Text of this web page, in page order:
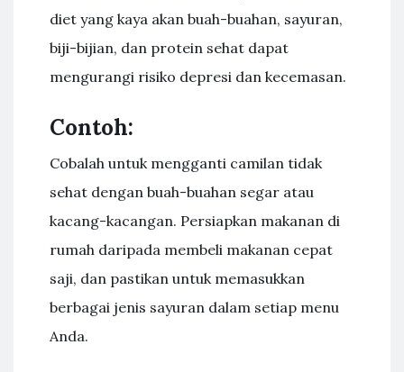
diet yang kaya akan buah-buahan, sayuran,
biji-bijian, dan protein sehat dapat
mengurangi risiko depresi dan kecemasan.
Contoh:
Cobalah untuk mengganti camilan tidak
sehat dengan buah-buahan segar atau
kacang-kacangan. Persiapkan makanan di
rumah daripada membeli makanan cepat
saji, dan pastikan untuk memasukkan
berbagai jenis sayuran dalam setiap menu
Anda.